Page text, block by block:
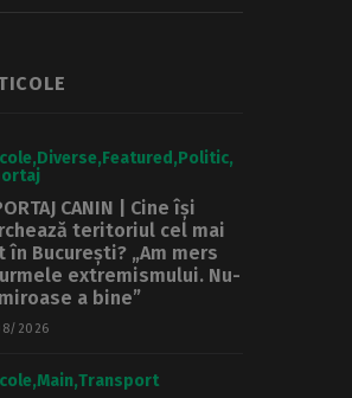
Diverse Featured Politic
CANIN | Cine își
teritoriul cel mai
în București? „Am mers
extremismului. Nu-
a bine”
2026
Main Transport